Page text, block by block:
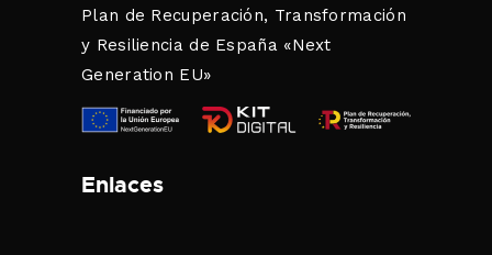
Plan de Recuperación, Transformación
y Resiliencia de España «Next
Generation EU»
Enlaces